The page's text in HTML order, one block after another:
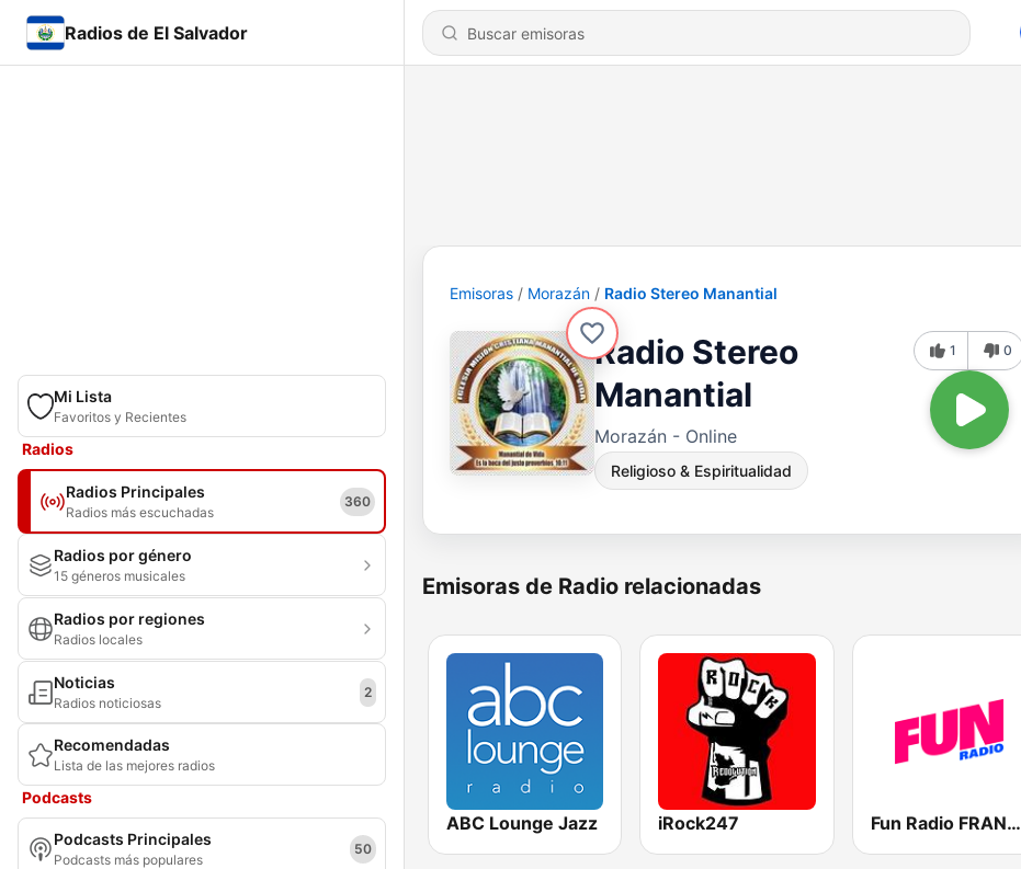
Radios de El Salvador
Mi Lista
Favoritos y Recientes
Radios
Radios Principales
Radios más escuchadas
360
Radios por género
15 géneros musicales
Radios por regiones
Radios locales
Noticias
Radios noticiosas
2
Recomendadas
Lista de las mejores radios
Podcasts
Podcasts Principales
Podcasts más populares
50
Emisoras Morazán Radio Stereo Manantial
Radio Stereo
Manantial
Morazán - Online
Religioso & Espiritualidad
1 0
Emisoras de Radio relacionadas
ABC Lounge Jazz iRock247 Fun Radio FRANCE